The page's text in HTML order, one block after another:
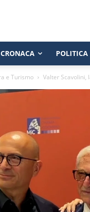
CRONACA POLITICA
e Turismo Valter Scavolini,